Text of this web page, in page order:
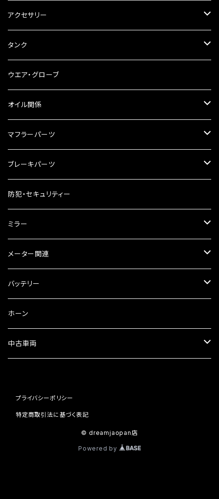
ステアリングダンパー
ブレーキ・クラッチレバー
スマホホルダー
ツールバッグ
サイドバッグ
サイドバッグサポート
リアBOX
ハードケース
アクセサリー
USB電源
電装系
タンク
タンク本体
タンクキャップ
タンクシール
ケミカル
ウエア・グローブ
オイル関係
4スト用エンジンオイル
2スト用エンジンオイル
ギアオイル
オイルクーラー
ラジエーター
フォークオイル
マフラーパーツ
マフラーガード
バンテージタイプ
スリップオン
サイレンサー
ブレーキパーツ
ブレーキシュー
ブレーキパット
ブレーキオイル
その他
防犯・セキュリティー
ミラー
ミラー本体
ミラーアダプター
ミラーその他
メーター関連
スピードメーター
タコメーター
セット
バッテリー
バッテリー充電器
ホーン
中古車両
ホンダ
プライバシーポリシー
特定商取引法に基づく表記
© dreamjaopan店
Powered by